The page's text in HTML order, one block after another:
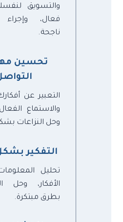
والتسويق
فعال، وإجراء
ناجحة.
تحسين
التعبير عن
والاستماع
وحل النزاعات
التفكير
تحليل
الأفكار، وحل
بطرق مبتكرة.